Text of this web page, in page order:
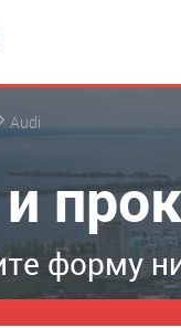
Audi
форму